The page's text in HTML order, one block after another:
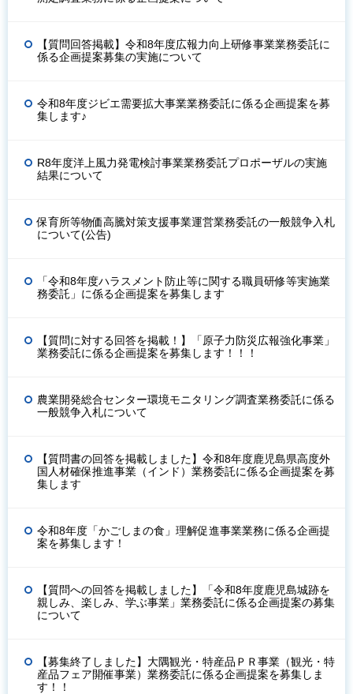
【質問回答掲載】令和8年度広報力向上研修事業業務委託に
係る企画提案募集の実施について
令和8年度ジビエ需要拡大事業業務委託に係る企画提案を募
集します♪
R8年度洋上風力発電検討事業業務委託プロポーザルの実施
結果について
保育所等物価高騰対策支援事業運営業務委託の一般競争入札
について(公告)
「令和8年度ハラスメント防止等に関する職員研修等実施業
務委託」に係る企画提案を募集します
【質問に対する回答を掲載！】「原子力防災広報強化事業」
業務委託に係る企画提案を募集します！！！
農業開発総合センター環境モニタリング調査業務委託に係る
一般競争入札について
【質問書の回答を掲載しました】令和8年度鹿児島県高度外
国人材確保推進事業（インド）業務委託に係る企画提案を募
集します
令和8年度「かごしまの食」理解促進事業業務に係る企画提
案を募集します！
【質問への回答を掲載しました】「令和8年度鹿児島城跡を
親しみ、楽しみ、学ぶ事業」業務委託に係る企画提案の募集
について
【募集終了しました】大隅観光・特産品ＰＲ事業（観光・特
産品フェア開催事業）業務委託に係る企画提案を募集しま
す！！